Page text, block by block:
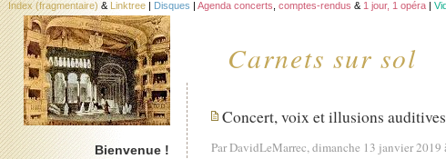
Carnets sur sol
Index (fragmentaire) & Linktree | Disques | Agenda concerts comptes-rendus & 1 jour, 1 opéra |
Concert, voix et illusions auditives
Par DavidLeMarrec, dimanche 13 janvier 2019
Bienvenue !